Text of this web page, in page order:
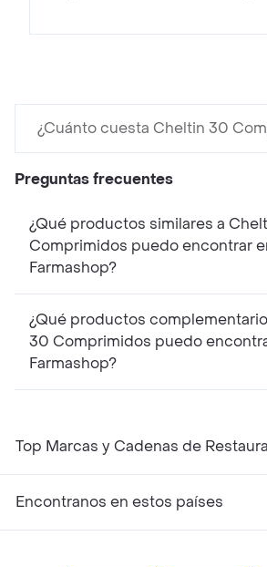
¿Cuánto cuesta Cheltin 30
Preguntas frecuentes
¿Qué productos similares a
Comprimidos puedo encontrar
Farmashop?
¿Qué productos
30 Comprimidos puedo
Farmashop?
Top Marcas y Cadenas de
Encontranos en estos países